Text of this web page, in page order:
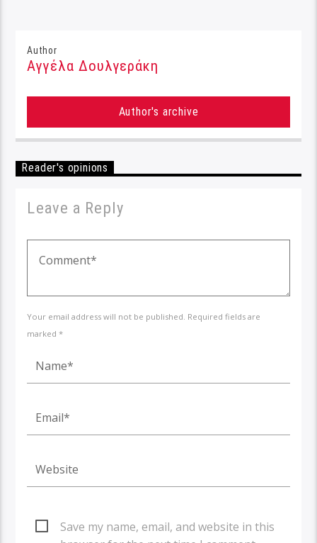
Author
Αγγέλα Δουλγεράκη
Author's archive
Reader's opinions
Leave a Reply
Your email address will not be published. Required fields are
marked *
Save my name, email, and website in this